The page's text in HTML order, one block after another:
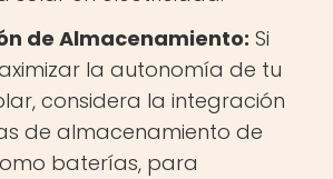
de Almacenamiento: Si
la autonomía de tu
considera la integración
de almacenamiento de
baterías, para